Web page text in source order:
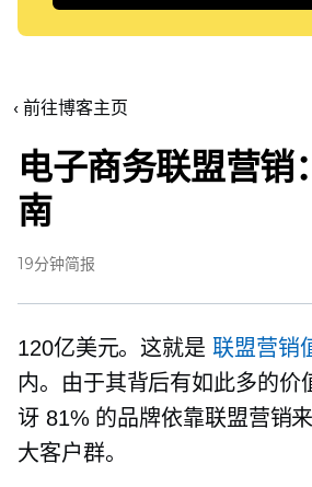
‹ 前往博客主页
电子商务联盟营销
南
19分钟简报
120亿美元。这就是 联盟营销
内。由于其背后有如此多的价
讶 81% 的品牌依靠联盟营销
大客户群。